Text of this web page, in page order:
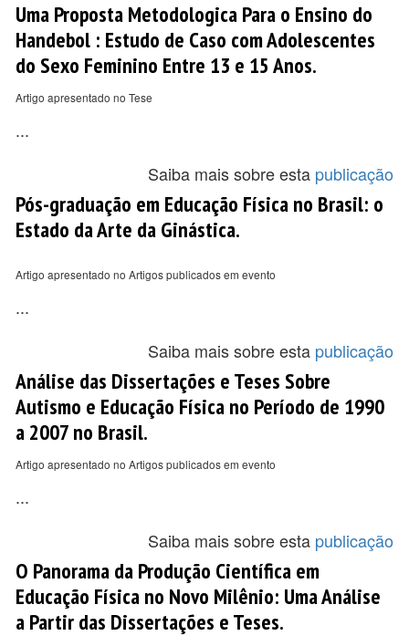
Uma Proposta Metodologica Para o Ensino do
Handebol : Estudo de Caso com Adolescentes
do Sexo Feminino Entre 13 e 15 Anos.
Artigo apresentado no Tese
...
Saiba mais sobre esta publicação
Pós-graduação em Educação Física no Brasil: o
Estado da Arte da Ginástica.
Artigo apresentado no Artigos publicados em evento
...
Saiba mais sobre esta publicação
Análise das Dissertações e Teses Sobre
Autismo e Educação Física no Período de 1990
a 2007 no Brasil.
Artigo apresentado no Artigos publicados em evento
...
Saiba mais sobre esta publicação
O Panorama da Produção Científica em
Educação Física no Novo Milênio: Uma Análise
a Partir das Dissertações e Teses.